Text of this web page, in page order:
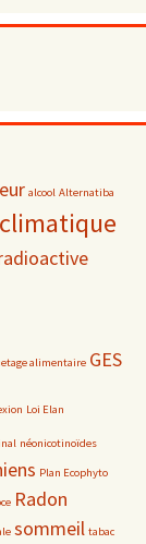
alcool Alternatiba
alimentaire GES
Loi Elan
néonicotinoïdes
Plan Ecophyto
Radon
sommeil tabac